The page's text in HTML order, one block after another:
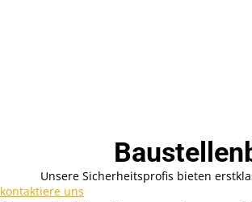
Unsere Sicherheitsprofis bieten
kontaktiere uns